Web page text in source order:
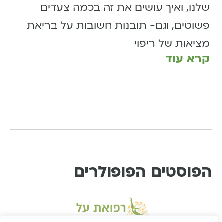
שלנו, ואיך עושים את זה בכמה צעדים
פשוטים, וגם- תובנות חשובות על בריאת
מציאות של ריפוי
קרא עוד
הפוסטים הפופולרים